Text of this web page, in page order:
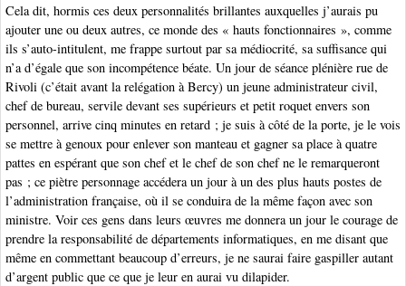
Cela dit, hormis ces deux personnalités brillantes auxquelles j’aurais pu
ajouter une ou deux autres, ce monde des « hauts fonctionnaires », comme
ils s’auto-intitulent, me frappe surtout par sa médiocrité, sa suffisance qui
n’a d’égale que son incompétence béate. Un jour de séance plénière rue de
Rivoli (c’était avant la relégation à Bercy) un jeune administrateur civil,
chef de bureau, servile devant ses supérieurs et petit roquet envers son
personnel, arrive cinq minutes en retard ; je suis à côté de la porte, je le vois
se mettre à genoux pour enlever son manteau et gagner sa place à quatre
pattes en espérant que son chef et le chef de son chef ne le remarqueront
pas ; ce piètre personnage accédera un jour à un des plus hauts postes de
l’administration française, où il se conduira de la même façon avec son
ministre. Voir ces gens dans leurs œuvres me donnera un jour le courage de
prendre la responsabilité de départements informatiques, en me disant que
même en commettant beaucoup d’erreurs, je ne saurai faire gaspiller autant
d’argent public que ce que je leur en aurai vu dilapider.